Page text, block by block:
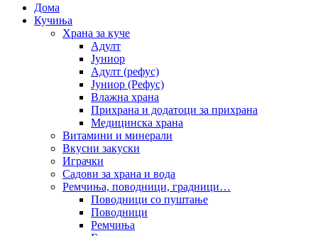
Дома
Кучиња
Храна за куче
Адулт
Јуниор
Адулт (рефус)
Јуниор (Рефус)
Влажна храна
Прихрана и додатоци за прихрана
Медицинска храна
Витамини и минерали
Вкусни закуски
Играчки
Садови за храна и вода
Ремчиња, поводници, градници…
Поводници со пуштање
Поводници
Ремчиња